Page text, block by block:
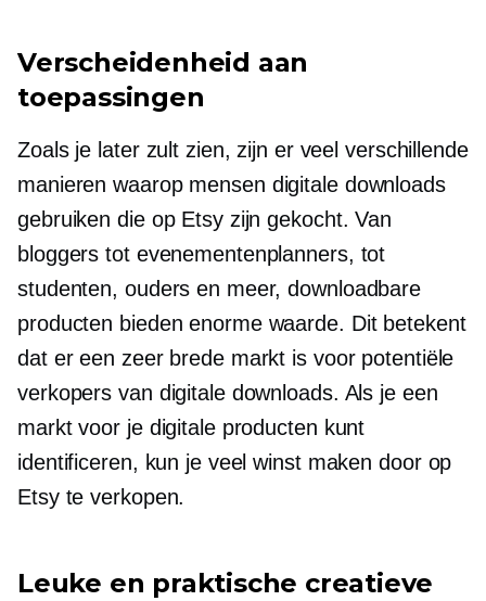
Verscheidenheid aan
toepassingen
Zoals je later zult zien, zijn er veel verschillende
manieren waarop mensen digitale downloads
gebruiken die op Etsy zijn gekocht. Van
bloggers tot evenementenplanners, tot
studenten, ouders en meer, downloadbare
producten bieden enorme waarde. Dit betekent
dat er een zeer brede markt is voor potentiële
verkopers van digitale downloads. Als je een
markt voor je digitale producten kunt
identificeren, kun je veel winst maken door op
Etsy te verkopen.
Leuke en praktische creatieve